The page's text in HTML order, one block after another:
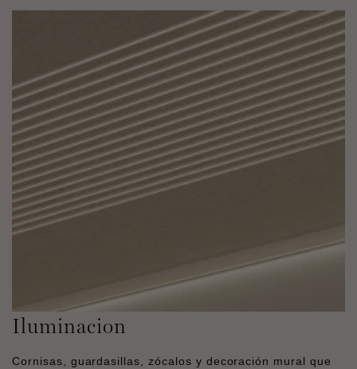
Iluminacion
Cornisas, guardasillas, zócalos y decoración mural que